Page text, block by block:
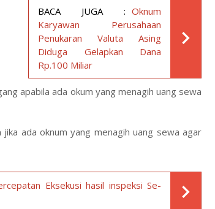
BACA JUGA : Oknum
Karyawan Perusahaan
Penukaran Valuta Asing
Diduga Gelapkan Dana
Rp.100 Miliar
apabila ada okum yang menagih uang sewa
ada oknum yang menagih uang sewa agar
Eksekusi hasil inspeksi Se-